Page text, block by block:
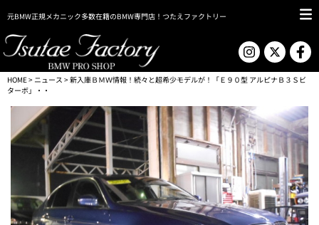
元BMW正規メカニック多数在籍のBMW専門店！つたえファクトリー
HOME> ニュース > 新入庫ＢＭＷ情報！続々と超希少モデルが！「Ｅ９０型 アルピナＢ３Ｓビ
ターボ」・・